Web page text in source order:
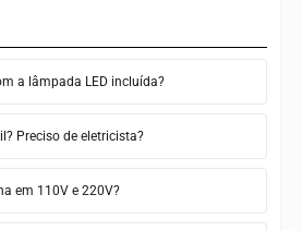
a lâmpada LED incluída?
Preciso de eletricista?
em 110V e 220V?